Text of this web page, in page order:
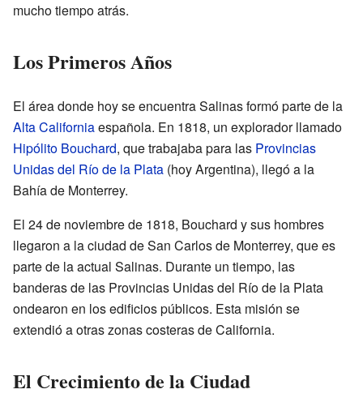
mucho tiempo atrás.
Los Primeros Años
El área donde hoy se encuentra Salinas formó parte de la
Alta Californiaespañola. En 1818, un explorador llamado
Hipólito Bouchard, que trabajaba para las Provincias
Unidas del Río de la Plata (hoy Argentina), llegó a la
Bahía de Monterrey.
El 24 de noviembre de 1818, Bouchard y sus hombres
llegaron a la ciudad de San Carlos de Monterrey, que es
parte de la actual Salinas. Durante un tiempo, las
banderas de las Provincias Unidas del Río de la Plata
ondearon en los edificios públicos. Esta misión se
extendió a otras zonas costeras de California.
El Crecimiento de la Ciudad